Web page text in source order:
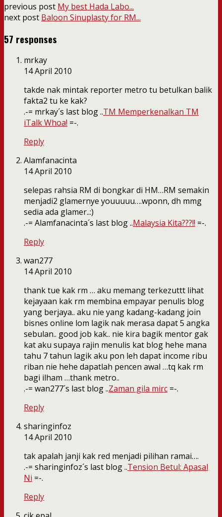
previous post My best Hada Labo...
next post Baloon Sinuplasty for RM...
57 responses
mrkay
14 April 2010
takde nak mintak reporter metro tu betulkan balik
fakta2 tu ke kak?
.-= mrkay´s last blog ..TM Memperkenalkan TM
iTalk Whoa! =-.
Reply
Alamfanacinta
14 April 2010
selepas rahsia RM di bongkar di HM…RM semakin
menjadi2 glamernye youuuuu….wponn, dh mmg
sedia ada glamer..:)
.-= Alamfanacinta´s last blog ..Malaysia Kita???!! =-.
Reply
wan277
14 April 2010
thank tue kak rm … aku memang terkezuttt lihat
kejayaan kak rm membina empayar penulis blog
yang berjaya.. aku nie yang kadang-kadang join
bisnes online lom lagik nak merasa dapat 5 angka
sebulan.. good job kak.. nie kira bagik mentor gak
kat aku supaya rajin menulis kat blog hehe mana
tahu 7 tahun lagik aku pon leh dapat income ribu
riban nie hehe dapatlah pencen awal …tq kak rm
bagi ilham …thank metro..
.-= wan277´s last blog ..Zaman gila mirc =-.
Reply
sharinginfoz
14 April 2010
tak apalah janji kak red menjadi pilihan ramai….
.-= sharinginfoz´s last blog ..Tension Betul: Apasal
Ni =-.
Reply